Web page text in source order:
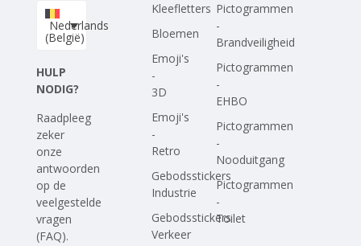
Upload je eigen ontwerp
Corona Covid-19
Nederlands
(België)
HULP
NODIG?
Raadpleeg
zeker
onze
antwoorden
op de
veelgestelde
vragen
(FAQ).
Kleefletters
Bloemen
Emoji's
-
3D
Emoji's
-
Retro
Gebodsstickers
Industrie
Gebodsstickers
Verkeer
Pictogrammen
-
Brandveiligheid
Pictogrammen
-
EHBO
Pictogrammen
-
Nooduitgang
Pictogrammen
-
Toilet